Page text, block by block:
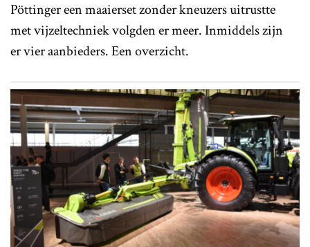
Pöttinger een maaierset zonder kneuzers uitrustte
met vijzeltechniek volgden er meer. Inmiddels zijn
er vier aanbieders. Een overzicht.